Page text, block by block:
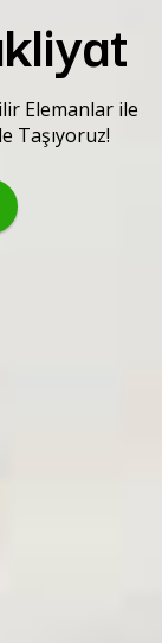
Elemanlar ile
Taşıyoruz!